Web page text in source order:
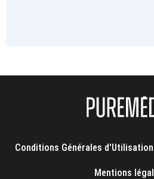
Conditions Générales d'Utilisation
Mentions